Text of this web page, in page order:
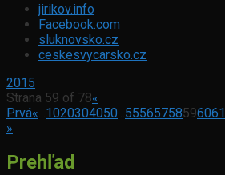
jirikov.info
Facebook.com
sluknovsko.cz
ceskesvycarsko.cz
2015
Strana 59 of 78«
Prvá« 1020304050 55565758596061
»
Prehľad